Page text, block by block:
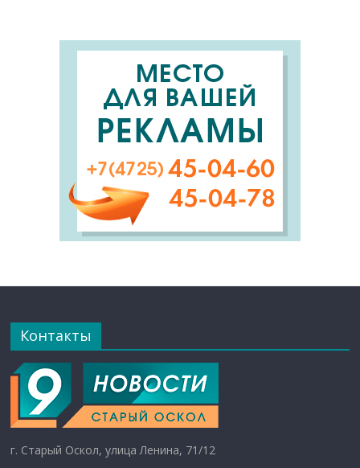
Контакты
г. Старый Оскол, улица Ленина, 71/12